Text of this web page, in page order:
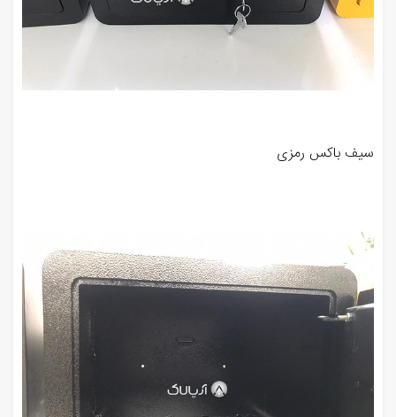
سیف باکس رمزی